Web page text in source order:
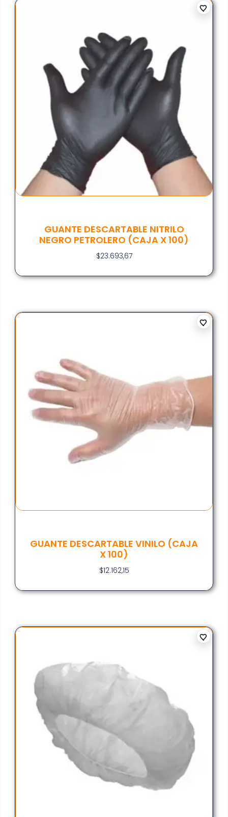
GUANTE DESCARTABLE NITRILO
NEGRO PETROLERO (CAJA X 100)
$23.693,67
GUANTE DESCARTABLE VINILO (CAJA
X 100)
$12.162,15